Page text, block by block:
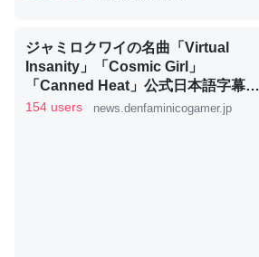
ずキチンを強化してる筈だが、酵素が
いのか」に関する新仮説
これを元に考えるとカルシウムを大量
類は苦労してるんだな…。腹足類だと
─ニュース :: 【研究発表】昆虫学の大問題＝
ジャミロクワイの名曲「Virtual
Insanity」「Cosmic Girl」
「Canned Heat」公式日本語字幕付
きMVがいきなり公開！「SUMMER
154 users news.denfaminicogamer.jp